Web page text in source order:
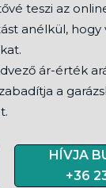
teszi az
anélkül, hogy
ár-érték
a
HÍVJA
+36